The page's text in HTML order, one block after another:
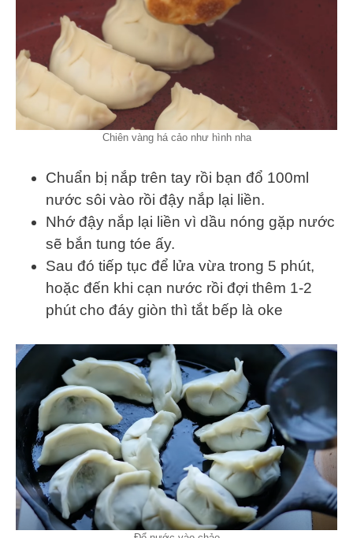
Chiên vàng há cảo như hình nha
Chuẩn bị nắp trên tay rồi bạn đổ 100ml
nước sôi vào rồi đậy nắp lại liền.
Nhớ đậy nắp lại liền vì dầu nóng gặp nước
sẽ bắn tung tóe ấy.
Sau đó tiếp tục để lửa vừa trong 5 phút,
hoặc đến khi cạn nước rồi đợi thêm 1-2
phút cho đáy giòn thì tắt bếp là oke